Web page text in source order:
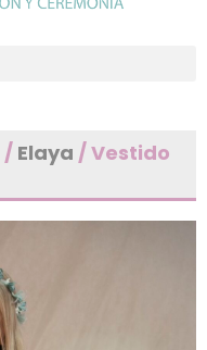
/ Elaya / Vestido